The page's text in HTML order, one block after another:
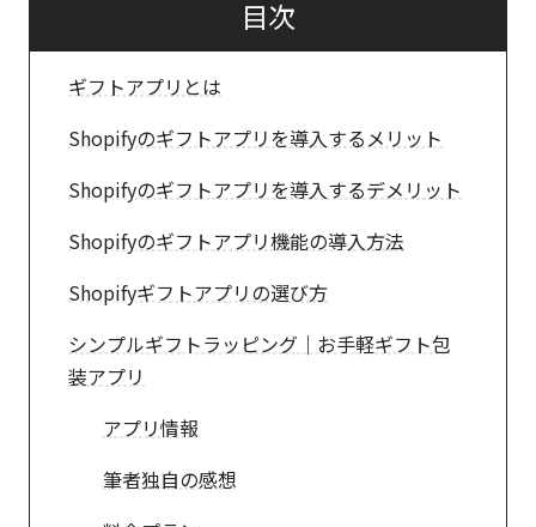
目次
ギフトアプリとは
Shopifyのギフトアプリを導入するメリット
Shopifyのギフトアプリを導入するデメリット
Shopifyのギフトアプリ機能の導入方法
Shopifyギフトアプリの選び方
シンプルギフトラッピング｜お手軽ギフト包
装アプリ
アプリ情報
筆者独自の感想